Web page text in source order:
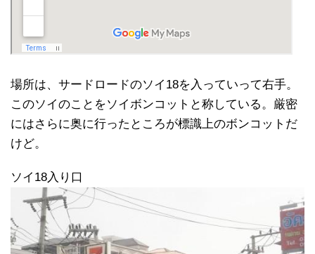
場所は、サードロードのソイ18を入っていって右手。
このソイのことをソイボンコットと称している。厳密
にはさらに奥に行ったところが標識上のボンコットだ
けど。
ソイ18入り口